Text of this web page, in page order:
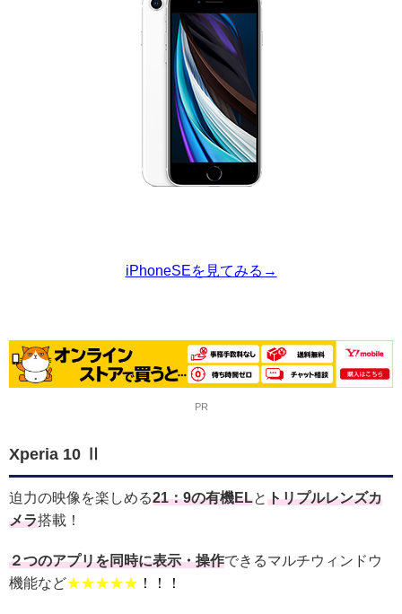
iPhoneSEを見てみる→
PR
Xperia 10 Ⅱ
迫力の映像を楽しめる21：9の有機ELとトリプルレンズカ
メラ搭載！
２つのアプリを同時に表示・操作できるマルチウィンドウ
機能など★★★★★ ！！！